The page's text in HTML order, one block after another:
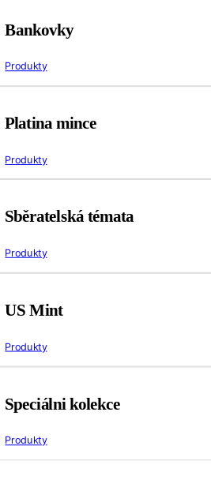
Bankovky
Produkty
Platina mince
Produkty
Sběratelská témata
Produkty
US Mint
Produkty
Speciálni kolekce
Produkty